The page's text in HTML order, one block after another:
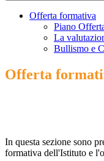
Offerta formativa
Piano
La
Bullismo e
Offerta
In questa sezione sono
formativa dell'Istituto e